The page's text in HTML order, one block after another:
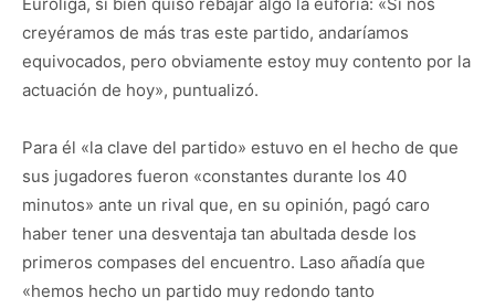
creyéramos de más tras este partido, andaríamos
equivocados, pero obviamente estoy muy contento por la
actuación de hoy», puntualizó.
Para él «la clave del partido» estuvo en el hecho de que
sus jugadores fueron «constantes durante los 40
minutos» ante un rival que, en su opinión, pagó caro
haber tener una desventaja tan abultada desde los
primeros compases del encuentro. Laso añadía que
«hemos hecho un partido muy redondo tanto